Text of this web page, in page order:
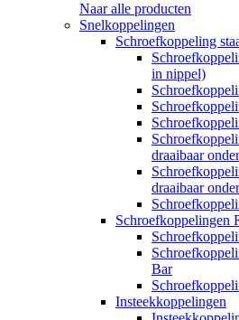
Naar alle producten
Snelkoppelingen
Schroefkoppeling
in nippel)
draaibaar
draaibaar
Schroefkoppelingen
Bar
Insteekkoppelingen